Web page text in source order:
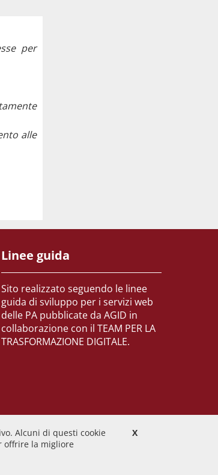
per
alle
Linee guida
Sito realizzato seguendo le linee
guida di sviluppo per i servizi web
delle PA pubblicate da AGID in
collaborazione con il TEAM PER LA
TRASFORMAZIONE DIGITALE.
X
Alcuni di questi cookie
offrire la migliore